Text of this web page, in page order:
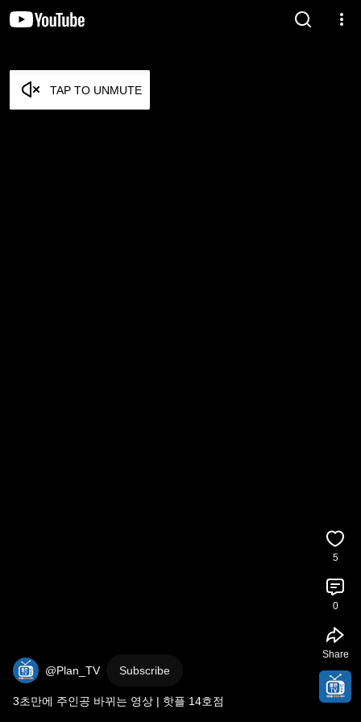
TAP TO UNMUTE
@Plan_TV Subscribe
3초만에 주인공 바뀌는 영상 | 핫플 14호점
5
0
Share